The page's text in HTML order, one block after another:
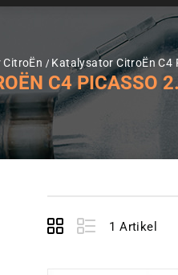
Katalysator CitroËn C4
C4
View
Grid Einstellen
1 Artikel